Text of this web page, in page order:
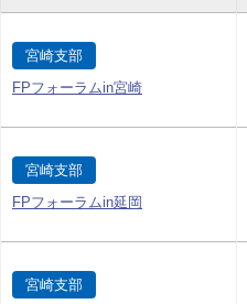
宮崎支部
FPフォーラムin宮崎
宮崎支部
FPフォーラムin延岡
宮崎支部